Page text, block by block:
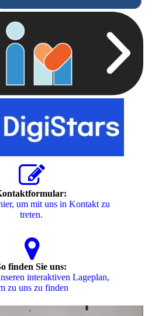
um mit uns in Kontakt zu
treten.
finden Sie uns:
interaktiven La­ge­plan,
zu uns zu finden